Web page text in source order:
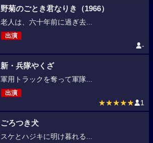
野菊のごとき君なりき（1966）
老人は、六十年前に過ぎ去...
出演
-
新・兵隊やくざ
軍用トラックを奪って軍隊...
出演
★★★★★ 1
ごろつき犬
スケとハジキに明け暮れる...